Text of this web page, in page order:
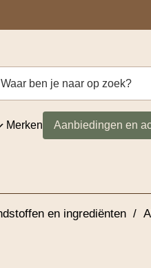
Merken Aanbiedingen en
en ingrediënten /